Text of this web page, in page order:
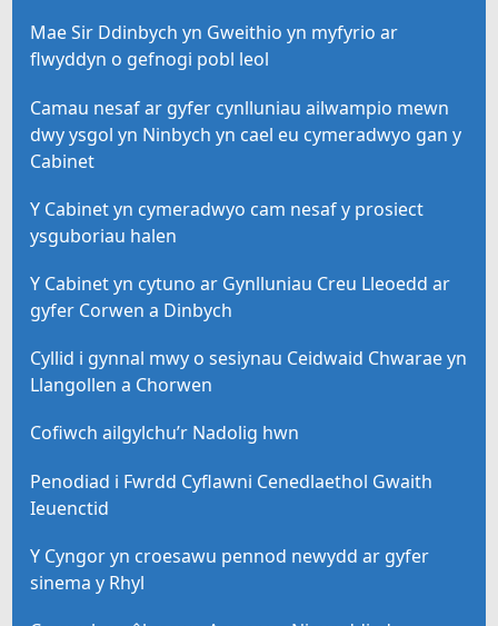
Mae Sir Ddinbych yn Gweithio yn myfyrio ar
flwyddyn o gefnogi pobl leol
Camau nesaf ar gyfer cynlluniau ailwampio mewn
dwy ysgol yn Ninbych yn cael eu cymeradwyo gan y
Cabinet
Y Cabinet yn cymeradwyo cam nesaf y prosiect
ysguboriau halen
Y Cabinet yn cytuno ar Gynlluniau Creu Lleoedd ar
gyfer Corwen a Dinbych
Cyllid i gynnal mwy o sesiynau Ceidwaid Chwarae yn
Llangollen a Chorwen
Cofiwch ailgylchu’r Nadolig hwn
Penodiad i Fwrdd Cyflawni Cenedlaethol Gwaith
Ieuenctid
Y Cyngor yn croesawu pennod newydd ar gyfer
sinema y Rhyl